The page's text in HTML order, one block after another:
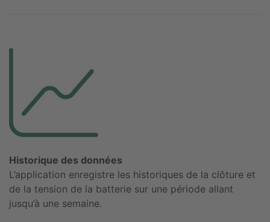
Historique des données
L’application enregistre les historiques de la clôture et
de la tension de la batterie sur une période allant
jusqu’à une semaine.